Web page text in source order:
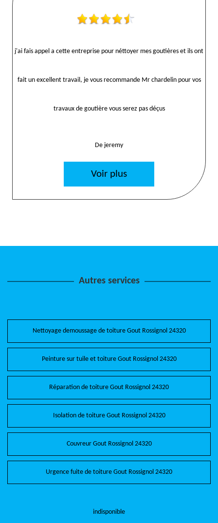
j'ai fais appel a cette entreprise pour néttoyer mes goutières et ils ont
fait un excellent travail, je vous recommande Mr chardelin pour vos
travaux de goutière vous serez pas déçus
De jeremy
Voir plus
Autres services
Nettoyage demoussage de toiture Gout Rossignol 24320
Peinture sur tuile et toiture Gout Rossignol 24320
Réparation de toiture Gout Rossignol 24320
Isolation de toiture Gout Rossignol 24320
Couvreur Gout Rossignol 24320
Urgence fuite de toiture Gout Rossignol 24320
indisponible